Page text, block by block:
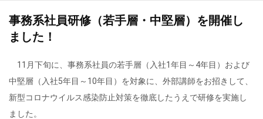
事務系社員研修（若手層・中堅層）を開催し
ました！
11月下旬に、事務系社員の若手層（入社1年目～4年目）および
中堅層（入社5年目～10年目）を対象に、外部講師をお招きして、
新型コロナウイルス感染防止対策を徹底したうえで研修を実施し
ました。